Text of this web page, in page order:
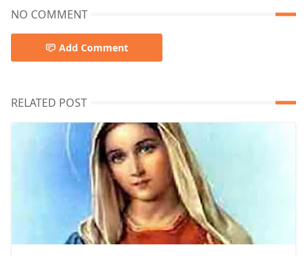
NO COMMENT
Add Comment
RELATED POST